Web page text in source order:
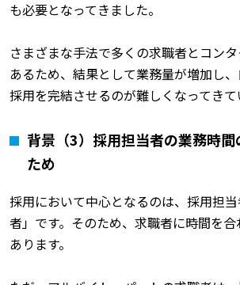
も必要となってきました。
さまざまな手法で多くの求職者とコン
あるため、結果として業務量が増加し
採用を完結させるのが難しくなってきて
背景（3）採用担当者の業務時
ため
採用において中心となるのは、採用担
者」です。そのため、求職者に時間を
あります。